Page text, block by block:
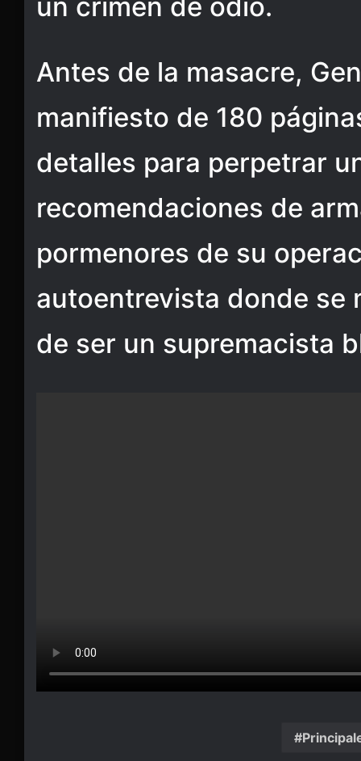
un crimen de odio.
Antes de la masacre,
manifiesto de 180
detalles para perpetrar
recomendaciones de
pormenores de su
autoentrevista donde se
de ser un supremacista